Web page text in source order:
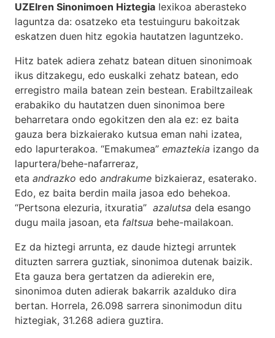
UZEIren Sinonimoen Hiztegia lexikoa aberasteko
laguntza da: osatzeko eta testuinguru bakoitzak
eskatzen duen hitz egokia hautatzen laguntzeko.
Hitz batek adiera zehatz batean dituen sinonimoak
ikus ditzakegu, edo euskalki zehatz batean, edo
erregistro maila batean zein bestean. Erabiltzaileak
erabakiko du hautatzen duen sinonimoa bere
beharretara ondo egokitzen den ala ez: ez baita
gauza bera bizkaierako kutsua eman nahi izatea,
edo lapurterakoa. “Emakumea” emaztekia izango da
lapurtera/behe-nafarreraz,
eta andrazko edo andrakume bizkaieraz, esaterako.
Edo, ez baita berdin maila jasoa edo behekoa.
“Pertsona elezuria, itxuratia” azalutsa dela esango
dugu maila jasoan, eta faltsua behe-mailakoan.
Ez da hiztegi arrunta, ez daude hiztegi arruntek
dituzten sarrera guztiak, sinonimoa dutenak baizik.
Eta gauza bera gertatzen da adierekin ere,
sinonimoa duten adierak bakarrik azalduko dira
bertan. Horrela, 26.098 sarrera sinonimodun ditu
hiztegiak, 31.268 adiera guztira.